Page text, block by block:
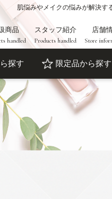
肌悩みやメイクの悩みが解決す
商品
handled
スタッフ紹介
Products handled
店舗
Store
探す 限定品から探す